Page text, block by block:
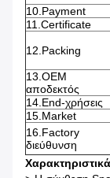
10.Payment
11.Certificate
12.Packing
13.OEM
αποδεκτός
14.End-χρήσεις
15.Market
16.Factory
διεύθυνση